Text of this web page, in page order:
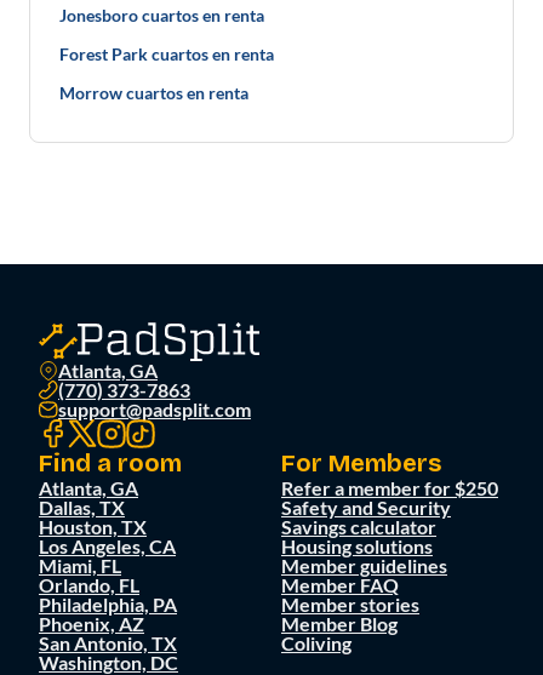
Jonesboro cuartos en renta
Forest Park cuartos en renta
Morrow cuartos en renta
Atlanta, GA
(770) 373-7863
support@padsplit.com
Find a room
Atlanta, GA
Dallas, TX
Houston, TX
Los Angeles, CA
Miami, FL
Orlando, FL
Philadelphia, PA
Phoenix, AZ
San Antonio, TX
Washington, DC
For Members
Refer a member for $250
Safety and Security
Savings calculator
Housing solutions
Member guidelines
Member FAQ
Member stories
Member Blog
Coliving